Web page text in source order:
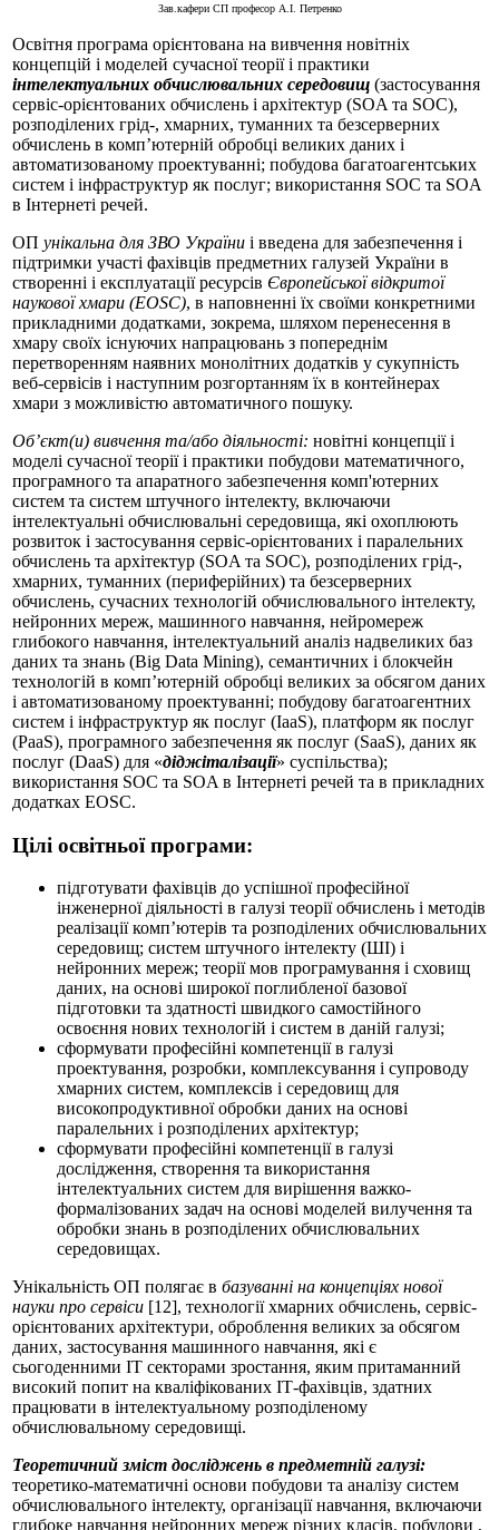
Зав.кафери СП професор А.І. Петренко
Освітня програма орієнтована на вивчення новітніх
концепцій і моделей сучасної теорії і практики
інтелектуальних обчислювальних середовищ (застосування
сервіс-орієнтованих обчислень і архітектур (SOA та SOC),
розподілених грід-, хмарних, туманних та безсерверних
обчислень в комп’ютерній обробці великих даних і
автоматизованому проектуванні; побудова багатоагентських
систем і інфраструктур як послуг; використання SOC та SOA
в Інтернеті речей.
ОП унікальна для ЗВО України і введена для забезпечення і
підтримки участі фахівців предметних галузей України в
створенні і експлуатації ресурсів Європейської відкритої
наукової хмари (EOSC), в наповненні їх своїми конкретними
прикладними додатками, зокрема, шляхом перенесення в
хмару своїх існуючих напрацювань з попереднім
перетворенням наявних монолітних додатків у сукупність
веб-сервісів і наступним розгортанням їх в контейнерах
хмари з можливістю автоматичного пошуку.
Об’єкт(и) вивчення та/або діяльності: новітні концепції і
моделі сучасної теорії і практики побудови математичного,
програмного та апаратного забезпечення комп'ютерних
систем та систем штучного інтелекту, включаючи
інтелектуальні обчислювальні середовища, які охоплюють
розвиток і застосування сервіс-орієнтованих і паралельних
обчислень та архітектур (SOA та SOC), розподілених грід-,
хмарних, туманних (периферійних) та безсерверних
обчислень, сучасних технологій обчислювального інтелекту,
нейронних мереж, машинного навчання, нейромереж
глибокого навчання, інтелектуальний аналіз надвеликих баз
даних та знань (Big Data Mining), семантичних і блокчейн
технологій в комп’ютерній обробці великих за обсягом даних
і автоматизованому проектуванні; побудову багатоагентних
систем і інфраструктур як послуг (IaaS), платформ як послуг
(PaaS), програмного забезпечення як послуг (SaaS), даних як
послуг (DaaS) для «діджіталізації» суспільства);
використання SOC та SOA в Інтернеті речей та в прикладних
додатках EOSC.
Цілі освітньої програми:
підготувати фахівців до успішної професійної
інженерної діяльності в галузі теорії обчислень і методів
реалізації комп’ютерів та розподілених обчислювальних
середовищ; систем штучного інтелекту (ШІ) і
нейронних мереж; теорії мов програмування і сховищ
даних, на основі широкої поглибленої базової
підготовки та здатності швидкого самостійного
освоєння нових технологій і систем в даній галузі;
сформувати професійні компетенції в галузі
проектування, розробки, комплексування і супроводу
хмарних систем, комплексів і середовищ для
високопродуктивної обробки даних на основі
паралельних і розподілених архітектур;
сформувати професійні компетенції в галузі
дослідження, створення та використання
інтелектуальних систем для вирішення важко-
формалізованих задач на основі моделей вилучення та
обробки знань в розподілених обчислювальних
середовищах.
Унікальність ОП полягає в базуванні на концепціях нової
науки про сервіси [12], технології хмарних обчислень, сервіс-
орієнтованих архітектури, оброблення великих за обсягом
даних, застосування машинного навчання, які є
сьогоденними ІТ секторами зростання, яким притаманний
високий попит на кваліфікованих ІТ-фахівців, здатних
працювати в інтелектуальному розподіленому
обчислювальному середовищі.
Теоретичний зміст досліджень в предметній галузі:
теоретико-математичні основи побудови та аналізу систем
обчислювального інтелекту, організації навчання, включаючи
глибоке навчання нейронних мереж різних класів, побудови ,